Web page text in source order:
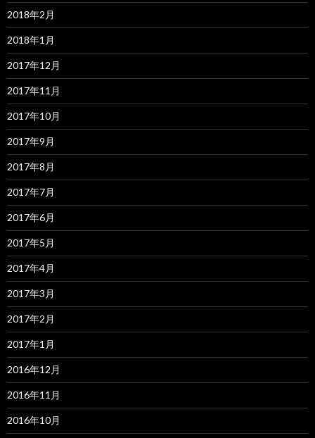
2018年2月
2018年1月
2017年12月
2017年11月
2017年10月
2017年9月
2017年8月
2017年7月
2017年6月
2017年5月
2017年4月
2017年3月
2017年2月
2017年1月
2016年12月
2016年11月
2016年10月